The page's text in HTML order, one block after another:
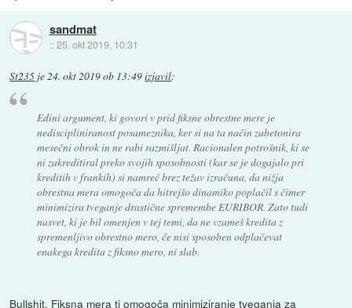
sandmat
::25. okt 2019, 10:31
St235 je24. okt 2019 ob 13:49izjavil:
Edini argument, ki govori v prid fiksne obrestne mere je
nediscipliniranost posameznika, ker si na ta način zabetonira
mesečni obrok in ne rabi razmišljat. Racionalen potrošnik, ki se
ni zakreditiral preko svojih sposobnosti (kar se je dogajalo pri
kreditih v frankih) si namreč brez težav izračuna, da nižja
obrestna mera omogoča da hitrejšo dinamiko poplačil s čimer
minimizira tveganje drastične spremembe EURIBOR. Zato tudi
nasvet, ki je bil omenjen v tej temi, da ne vzameš kredita z
spremenljivo obrestno mero, če nisi sposoben odplačevat
enakega kredita z fiksno mero, ni slab.
Bullshit. Fiksna mera ti omogoča minimiziranje tveganja za